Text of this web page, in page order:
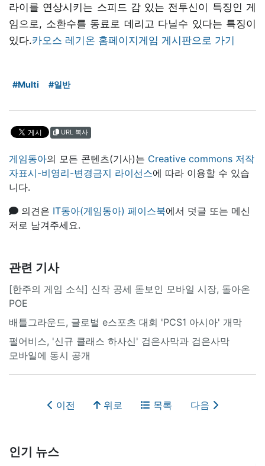
라이를 연상시키는 스피드 감 있는 전투신이 특징인 게
임으로, 소환수를 동료로 데리고 다닐수 있다는 특징이
있다.카오스 레기온 홈페이지게임 게시판으로 가기
#Multi #일반
URL 복사
게임동아의 모든 콘텐츠(기사)는 Creative commons 저작
자표시-비영리-변경금지 라이선스에 따라 이용할 수 있습
니다.
의견은 IT동아(게임동아) 페이스북에서 덧글 또는 메신
저로 남겨주세요.
관련 기사
[한주의 게임 소식] 신작 공세 돋보인 모바일 시장, 돌아온
POE
배틀그라운드, 글로벌 e스포츠 대회 'PCS1 아시아' 개막
펄어비스, '신규 클래스 하사신' 검은사막과 검은사막
모바일에 동시 공개
이전 위로 목록 다음
인기 뉴스